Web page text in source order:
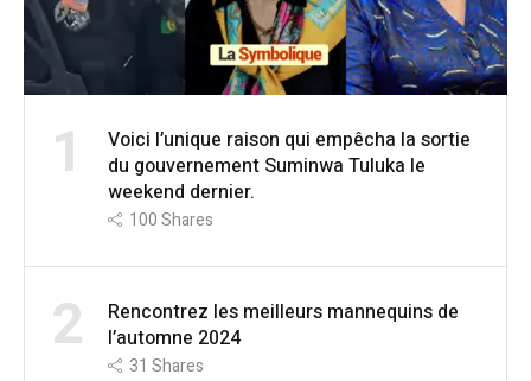
1
Voici l’unique raison qui empêcha la sortie
du gouvernement Suminwa Tuluka le
weekend dernier.
100Shares
2
Rencontrez les meilleurs mannequins de
l’automne 2024
31 Shares